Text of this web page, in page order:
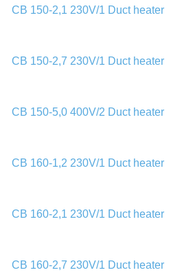
CB 150-2,1 230V/1 Duct heater
CB 150-2,7 230V/1 Duct heater
CB 150-5,0 400V/2 Duct heater
CB 160-1,2 230V/1 Duct heater
CB 160-2,1 230V/1 Duct heater
CB 160-2,7 230V/1 Duct heater